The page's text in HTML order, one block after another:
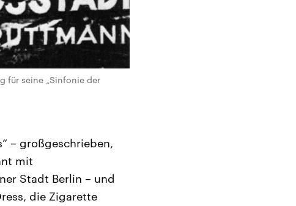
für seine „Sinfonie der
– großgeschrieben,
mit
Stadt Berlin – und
die Zigarette